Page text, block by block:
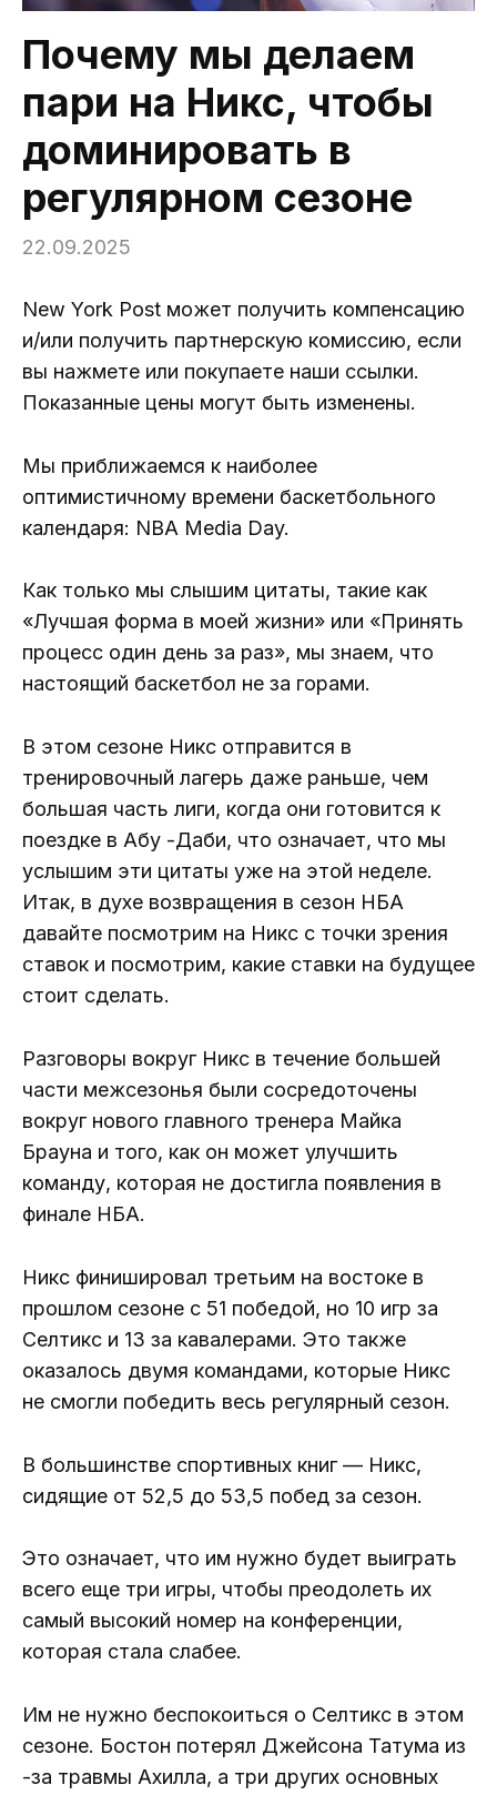
Почему мы делаем
пари на Никс, чтобы
доминировать в
регулярном сезоне
22.09.2025
New York Post может получить компенсацию
и/или получить партнерскую комиссию, если
вы нажмете или покупаете наши ссылки.
Показанные цены могут быть изменены.
Мы приближаемся к наиболее
оптимистичному времени баскетбольного
календаря: NBA Media Day.
Как только мы слышим цитаты, такие как
«Лучшая форма в моей жизни» или «Принять
процесс один день за раз», мы знаем, что
настоящий баскетбол не за горами.
В этом сезоне Никс отправится в
тренировочный лагерь даже раньше, чем
большая часть лиги, когда они готовится к
поездке в Абу -Даби, что означает, что мы
услышим эти цитаты уже на этой неделе.
Итак, в духе возвращения в сезон НБА
давайте посмотрим на Никс с точки зрения
ставок и посмотрим, какие ставки на будущее
стоит сделать.
Разговоры вокруг Никс в течение большей
части межсезонья были сосредоточены
вокруг нового главного тренера Майка
Брауна и того, как он может улучшить
команду, которая не достигла появления в
финале НБА.
Никс финишировал третьим на востоке в
прошлом сезоне с 51 победой, но 10 игр за
Селтикс и 13 за кавалерами. Это также
оказалось двумя командами, которые Никс
не смогли победить весь регулярный сезон.
В большинстве спортивных книг — Никс,
сидящие от 52,5 до 53,5 побед за сезон.
Это означает, что им нужно будет выиграть
всего еще три игры, чтобы преодолеть их
самый высокий номер на конференции,
которая стала слабее.
Им не нужно беспокоиться о Селтикс в этом
сезоне. Бостон потерял Джейсона Татума из
-за травмы Ахилла, а три других основных